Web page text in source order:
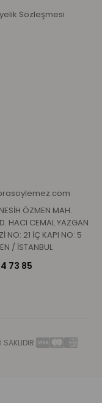
Sözleşmesi
ÖZMEN MAH.
HACI CEMAL YAZGAN
NO: 21 İÇ KAPI NO: 5
/ İSTANBUL
73 85
SAKLIDIR.